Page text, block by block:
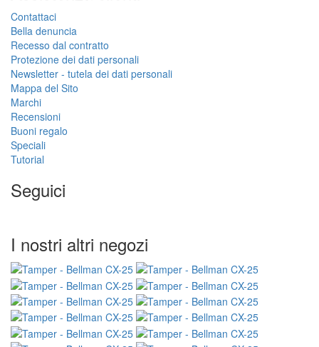
Contattaci
Bella denuncia
Recesso dal contratto
Protezione dei dati personali
Newsletter - tutela dei dati personali
Mappa del Sito
Marchi
Recensioni
Buoni regalo
Speciali
Tutorial
Seguici
I nostri altri negozi